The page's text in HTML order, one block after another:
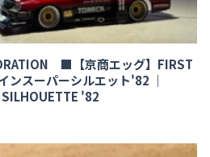
■【京商エッグ】FIRST
ンスーパーシルエット'82 ｜
'82